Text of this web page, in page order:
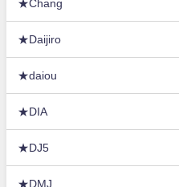
★Chang
★Daijiro
★daiou
★DIA
★DJ5
★DMJ